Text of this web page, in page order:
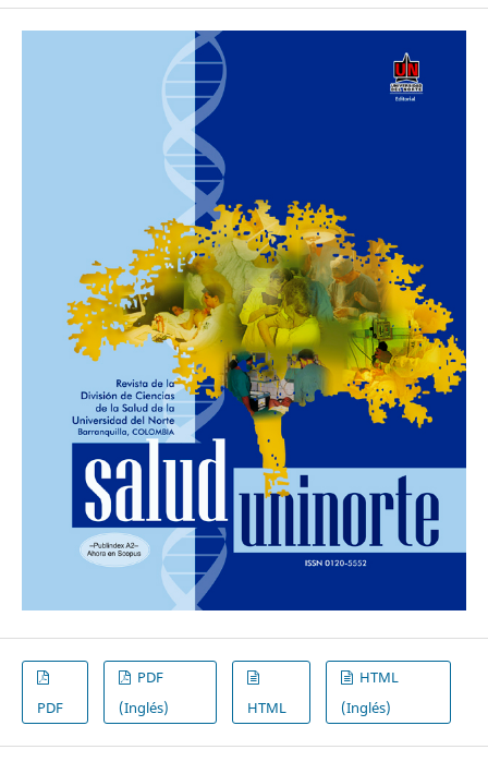
PDF
PDF
(Inglés)
HTML
HTML
(Inglés)